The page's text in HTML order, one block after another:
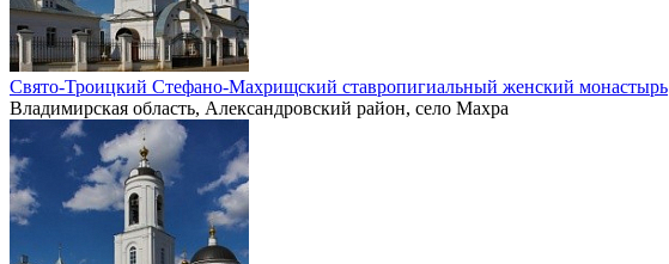
Свято-Троицкий Стефано-Махрищский ставропигиальный женский монастырь
Владимирская область, Александровский район, село Махра